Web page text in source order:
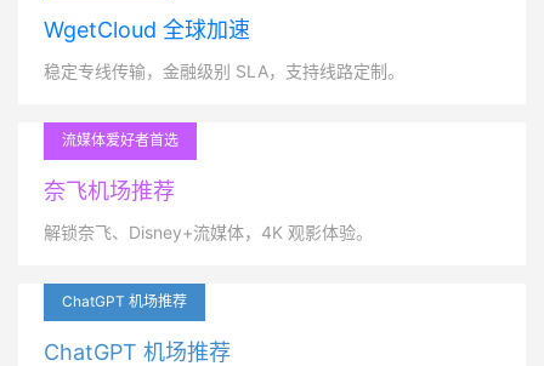
WgetCloud 全球加速
稳定专线传输，金融级别 SLA，支持线路定制。
流媒体爱好者首选
奈飞机场推荐
解锁奈飞、Disney+流媒体，4K 观影体验。
ChatGPT 机场推荐
ChatGPT 机场推荐